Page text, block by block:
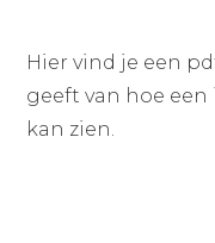
Hier vind je een
geeft van hoe
kan zien.